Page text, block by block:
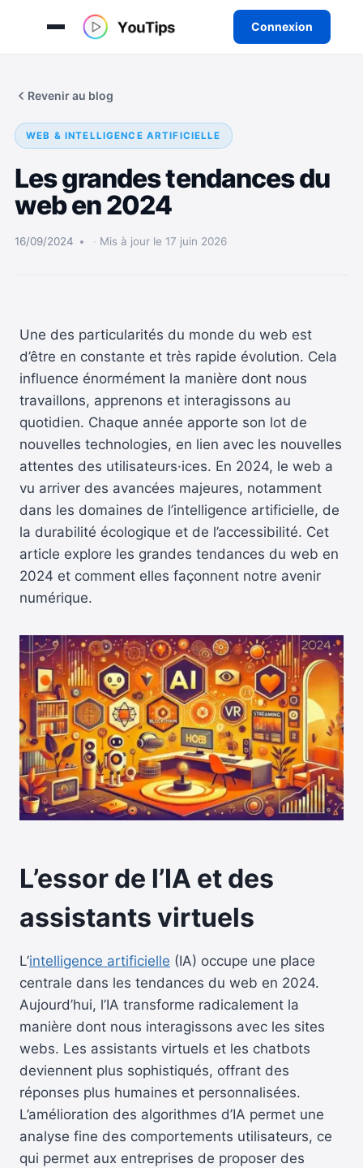
Connexion
Revenir au blog
WEB & INTELLIGENCE ARTIFICIELLE
Les grandes tendances du
web en 2024
16/09/2024 Mis à jour le 17 juin 2026
Une des particularités du monde du web est
d’être en constante et très rapide évolution. Cela
influence énormément la manière dont nous
travaillons, apprenons et interagissons au
quotidien. Chaque année apporte son lot de
nouvelles technologies, en lien avec les nouvelles
attentes des utilisateurs·ices. En 2024, le web a
vu arriver des avancées majeures, notamment
dans les domaines de l’intelligence artificielle, de
la durabilité écologique et de l’accessibilité. Cet
article explore les grandes tendances du web en
2024 et comment elles façonnent notre avenir
numérique.
L’essor de l’IA et des
assistants virtuels
L’intelligence artificielle (IA) occupe une place
centrale dans les tendances du web en 2024.
Aujourd’hui, l’IA transforme radicalement la
manière dont nous interagissons avec les sites
webs. Les assistants virtuels et les chatbots
deviennent plus sophistiqués, offrant des
réponses plus humaines et personnalisées.
L’amélioration des algorithmes d’IA permet une
analyse fine des comportements utilisateurs, ce
qui permet aux entreprises de proposer des